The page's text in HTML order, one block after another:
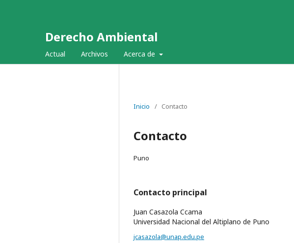
Derecho Ambiental
Actual Archivos Acerca de
Inicio / Contacto
Contacto
Puno
Contacto principal
Juan Casazola Ccama
Universidad Nacional del Altiplano de Puno
jcasazola@unap.edu.pe